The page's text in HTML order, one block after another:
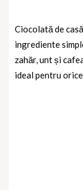
Ciocolată de
ingrediente
zahăr, unt și
ideal pentru